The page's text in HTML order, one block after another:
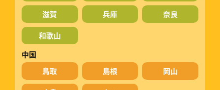
滋賀 兵庫 奈良
和歌山
中国
鳥取
島根 岡山